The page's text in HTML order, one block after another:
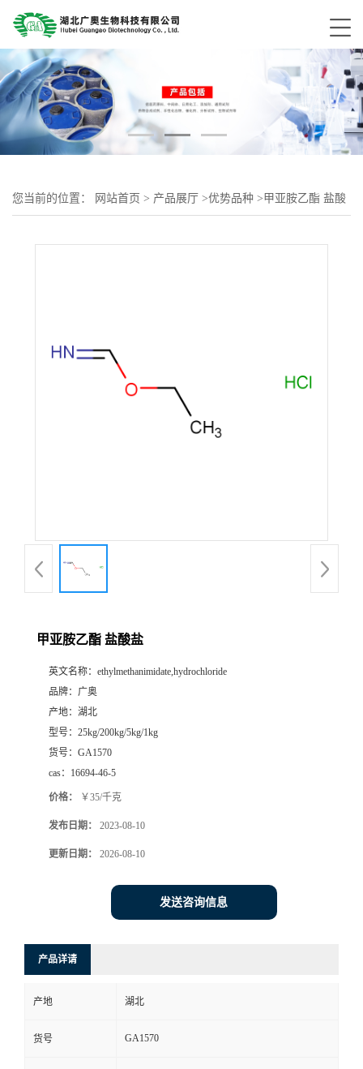
您当前的位置： 网站首页 > 产品展厅 >优势品种 >甲亚胺乙酯 盐酸
甲亚胺乙酯 盐酸盐
英文名称： ethylmethanimidate,hydrochloride
品牌： 广奥
产地： 湖北
型号： 25kg/200kg/5kg/1kg
货号： GA1570
cas： 16694-46-5
价格： ￥35/千克
发布日期： 2023-08-10
更新日期： 2026-08-10
发送咨询信息
产品详请
产地 湖北
货号 GA1570